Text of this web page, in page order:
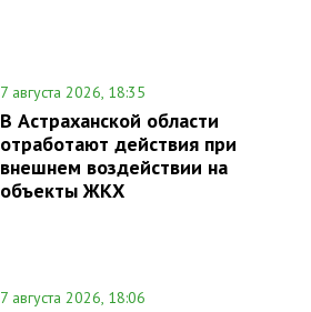
7 августа 2026, 18:35
В Астраханской области
отработают действия при
внешнем воздействии на
объекты ЖКХ
7 августа 2026, 18:06